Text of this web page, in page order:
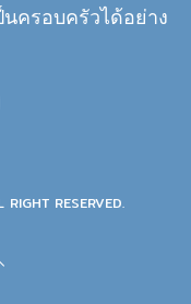
ครอบครัวได้อย่าง
RESERVED.